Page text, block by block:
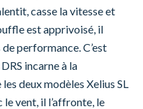
casse la vitesse et
est apprivoisé, il
performance. C’est
incarne à la
deux modèles Xelius SL
le vent, il l’affronte, le